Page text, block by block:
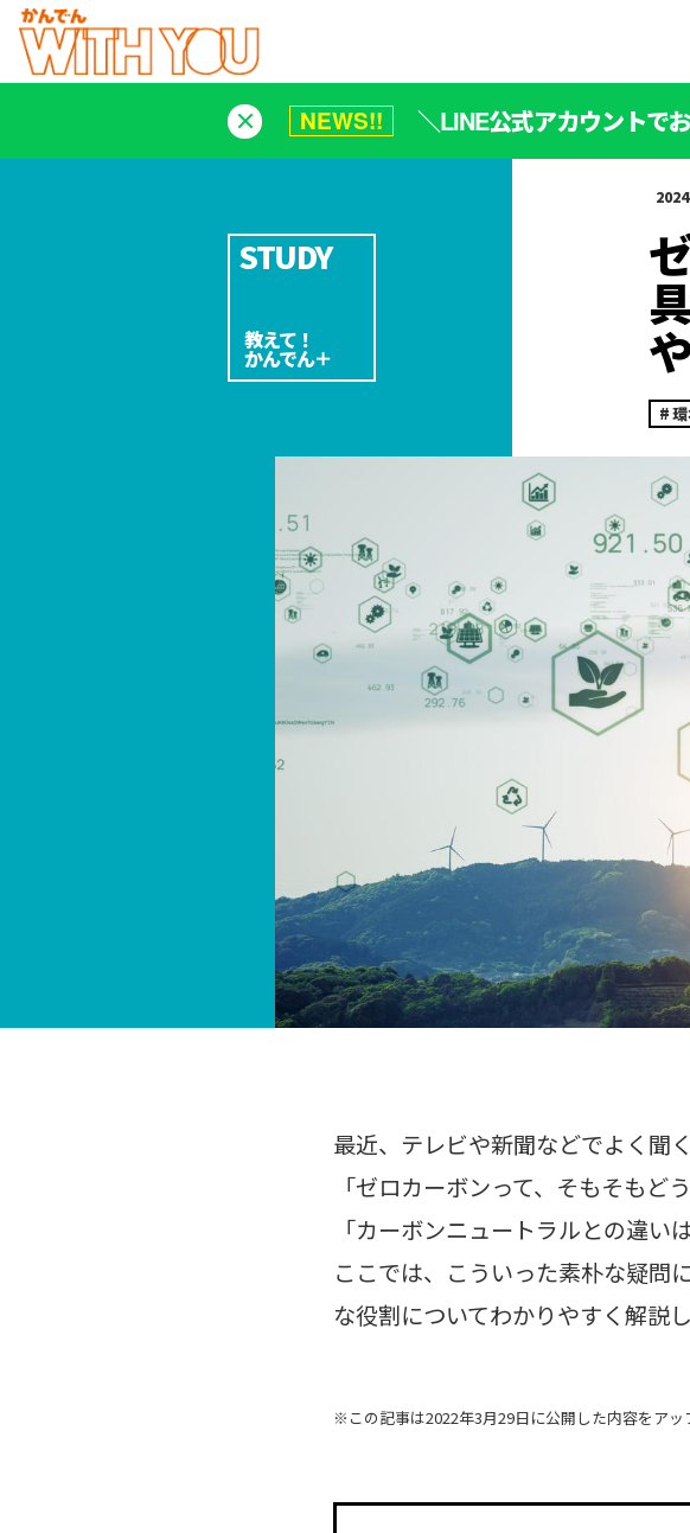
NEWS!! ＼LINE公式アカウントで
最近、テレビや新聞などでよく聞
「ゼロカーボンって、そもそもど
「カーボンニュートラルとの違いは
ここでは、こういった素朴な疑問
な役割についてわかりやすく解説し
※この記事は2022年3月29日に公開した内容をアッ